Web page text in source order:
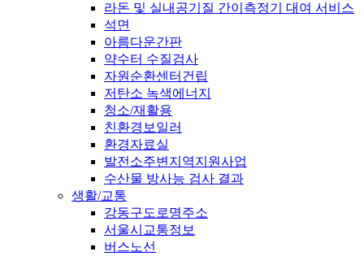
라돈 및 실내공기질 간이측정기 대여 서비스
석면
아름다운간판
약수터 수질검사
자원순환센터건립
저탄소 녹색에너지
청소/재활용
친환경보일러
환경자료실
발전소주변지역지원사업
수산물 방사능 검사 결과
생활/교통
강동구도로명주소
서울시교통정보
버스노선